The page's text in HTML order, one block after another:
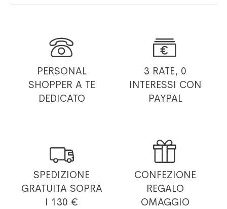

PERSONAL
SHOPPER A TE
DEDICATO

3 RATE, 0
INTERESSI CON
PAYPAL

SPEDIZIONE
GRATUITA SOPRA
I 130 €

CONFEZIONE
REGALO
OMAGGIO